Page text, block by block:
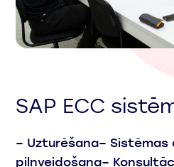
SAP ECC
– Uzturēšana​ –
pilnveidošana​​ –